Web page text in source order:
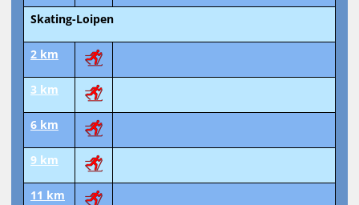
Skating-Loipen
2 km
3 km
6 km
9 km
11 km